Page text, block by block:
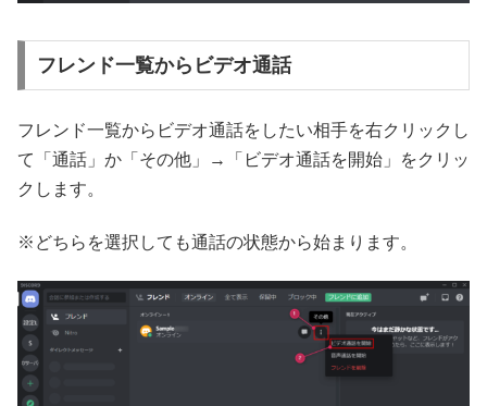
フレンド一覧からビデオ通話
フレンド一覧からビデオ通話をしたい相手を右クリックし
て「通話」か「その他」→「ビデオ通話を開始」をクリッ
クします。
※どちらを選択しても通話の状態から始まります。